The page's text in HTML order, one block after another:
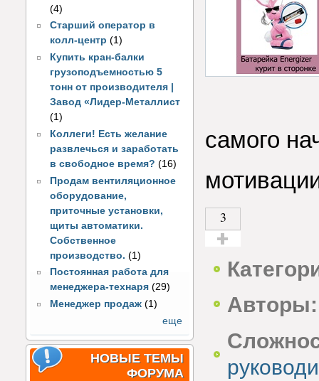
(4)
Старший оператор в
колл-центр (1)
Купить кран-балки
грузоподъемностью 5
тонн от производителя |
Завод «Лидер-Металлист
(1)
Коллеги! Есть желание
развлечься и заработать
в свободное время? (16)
Продам вентиляционное
оборудование,
приточные установки,
щиты автоматики.
Собственное
производство. (1)
Постоянная работа для
менеджера-технаря (29)
Менеджер продаж (1)
еще
НОВЫЕ ТЕМЫ
ФОРУМА
самого
3
Авторы: